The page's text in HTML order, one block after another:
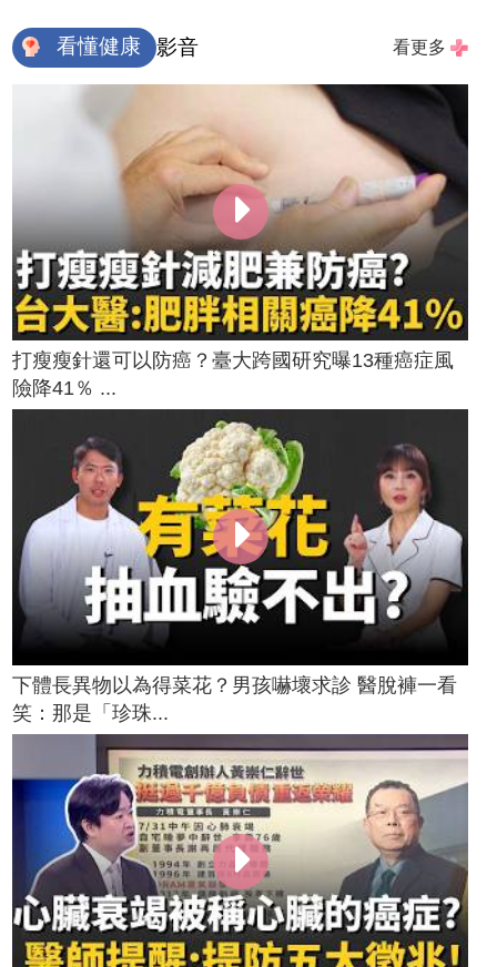
看懂健康 影音 看更多
打瘦瘦針還可以防癌？臺大跨國研究曝13種癌症風
險降41％ ...
下體長異物以為得菜花？男孩嚇壞求診 醫脫褲一看
笑：那是「珍珠...